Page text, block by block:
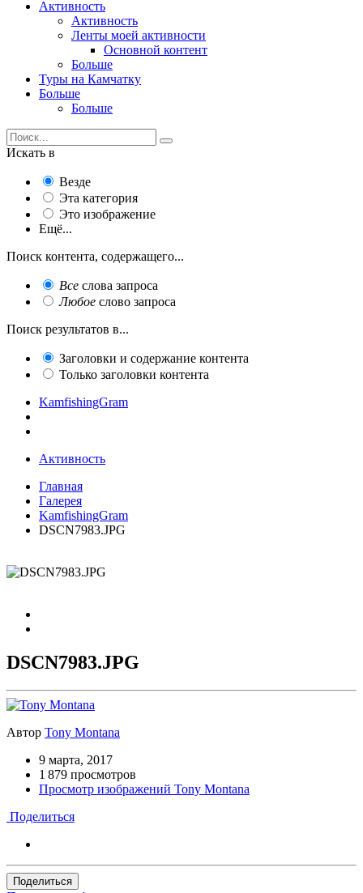
Активность
Активность
Ленты моей активности
Основной контент
Больше
Туры на Камчатку
Больше
Больше
Искать в
Везде
Эта категория
Это изображение
Ещё...
Поиск контента, содержащего...
Все слова запроса
Любое слово запроса
Поиск результатов в...
Заголовки и содержание контента
Только заголовки контента
KamfishingGram
Активность
Главная
Галерея
KamfishingGram
DSCN7983.JPG
DSCN7983.JPG
Автор Tony Montana
9 марта, 2017
1 879 просмотров
Просмотр изображений Tony Montana
Поделиться
Поделиться